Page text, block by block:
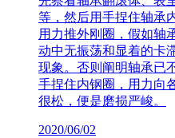
等，然后用手捏住轴承
用力推外刚圈，假如轴
动中无振荡和显着的卡
现象。否则阐明轴承已
手捏住内钢圈，用力向
很松，便是磨损严峻。
2020/06/02